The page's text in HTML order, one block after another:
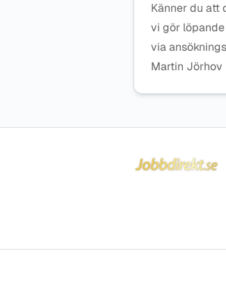
Känner du att
vi gör
via
Martin Jörhov